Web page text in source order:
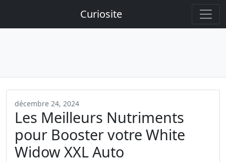
Curiosite
décembre 24, 2024
Les Meilleurs Nutriments
pour Booster votre White
Widow XXL Auto